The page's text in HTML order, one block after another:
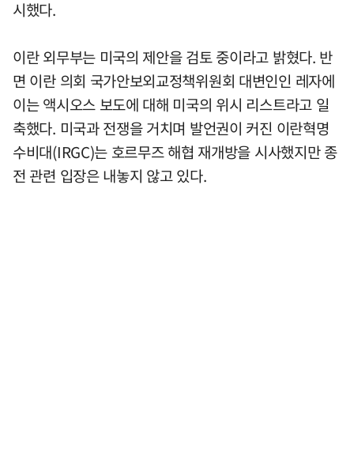
시했다.
이란 외무부는 미국의 제안을 검토 중이라고 밝혔다. 반
면 이란 의회 국가안보외교정책위원회 대변인인 레자에
이는 액시오스 보도에 대해 미국의 위시 리스트라고 일
축했다. 미국과 전쟁을 거치며 발언권이 커진 이란혁명
수비대(IRGC)는 호르무즈 해협 재개방을 시사했지만 종
전 관련 입장은 내놓지 않고 있다.